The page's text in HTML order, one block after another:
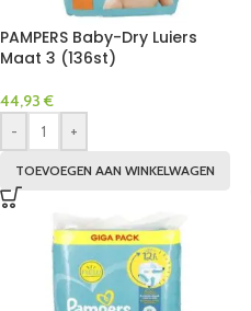
PAMPERS Baby-Dry Luiers
Maat 3 (136st)
44,93 €
-
+
TOEVOEGEN AAN WINKELWAGEN